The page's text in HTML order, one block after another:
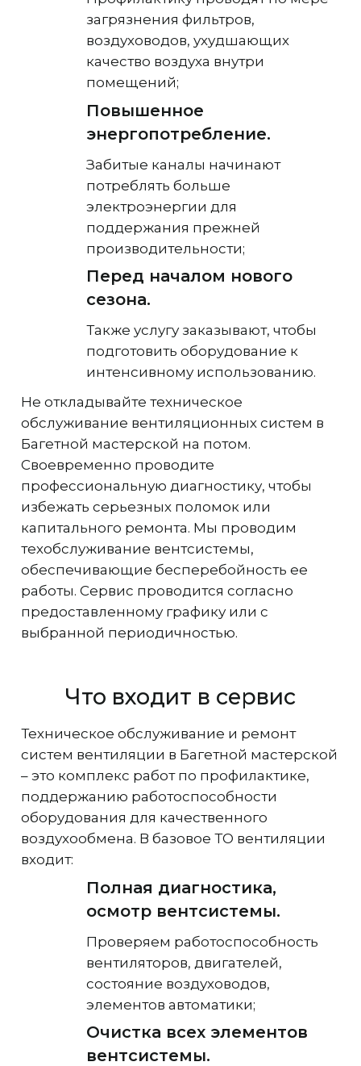
загрязнения фильтров,
воздуховодов, ухудшающих
качество воздуха внутри
помещений;
Повышенное
энергопотребление.
Забитые каналы начинают
потреблять больше
электроэнергии для
поддержания прежней
производительности;
Перед началом нового
сезона.
Также услугу заказывают, чтобы
подготовить оборудование к
интенсивному использованию.
Не откладывайте техническое
обслуживание вентиляционных систем в
Багетной мастерской на потом.
Своевременно проводите
профессиональную диагностику, чтобы
избежать серьезных поломок или
капитального ремонта. Мы проводим
техобслуживание вентсистемы,
обеспечивающие бесперебойность ее
работы. Сервис проводится согласно
предоставленному графику или с
выбранной периодичностью.
Что входит в сервис
Техническое обслуживание и ремонт
систем вентиляции в Багетной мастерской
– это комплекс работ по профилактике,
поддержанию работоспособности
оборудования для качественного
воздухообмена. В базовое ТО вентиляции
входит:
Полная диагностика,
осмотр вентсистемы.
Проверяем работоспособность
вентиляторов, двигателей,
состояние воздуховодов,
элементов автоматики;
Очистка всех элементов
вентсистемы.